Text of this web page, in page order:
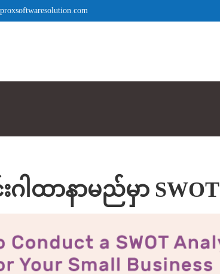
ါထာနာမည်မှာ SWOT